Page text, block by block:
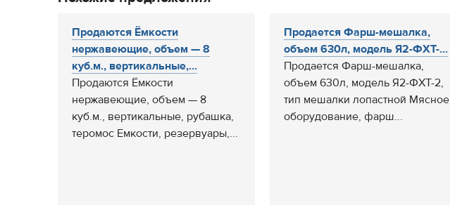
Продаются Ёмкости
нержавеющие, объем — 8
куб.м., вертикальные,...
Продаются Ёмкости
нержавеющие, объем — 8
куб.м., вертикальные, рубашка,
теромос Емкости, резервуары,...
Продается Фарш-мешалка,
объем 630л, модель Я2-ФХТ-...
Продается Фарш-мешалка,
объем 630л, модель Я2-ФХТ-2,
тип мешалки лопастной Мясное
оборудование, фарш...